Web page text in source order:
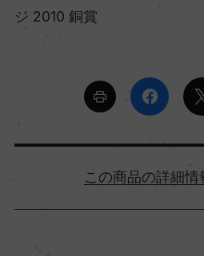
ジ 2010 銅賞
詳細情